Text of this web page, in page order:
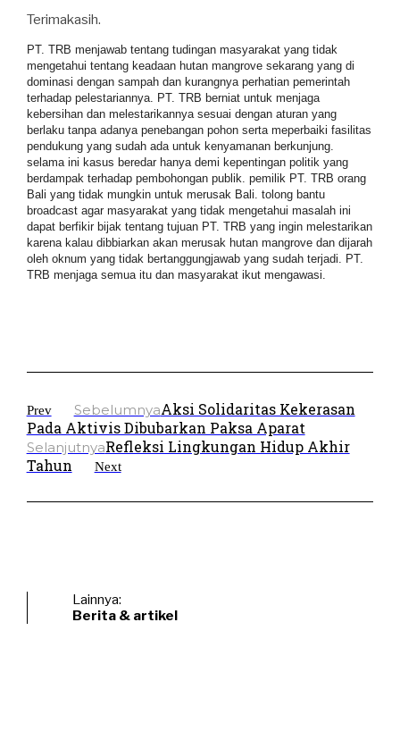
Terimakasih.
PT. TRB menjawab tentang tudingan masyarakat yang tidak
mengetahui tentang keadaan hutan mangrove sekarang yang di
dominasi dengan sampah dan kurangnya perhatian pemerintah
terhadap pelestariannya. PT. TRB berniat untuk menjaga
kebersihan dan melestarikannya sesuai dengan aturan yang
berlaku tanpa adanya penebangan pohon serta meperbaiki fasilitas
pendukung yang sudah ada untuk kenyamanan berkunjung.
selama ini kasus beredar hanya demi kepentingan politik yang
berdampak terhadap pembohongan publik. pemilik PT. TRB orang
Bali yang tidak mungkin untuk merusak Bali. tolong bantu
broadcast agar masyarakat yang tidak mengetahui masalah ini
dapat berfikir bijak tentang tujuan PT. TRB yang ingin melestarikan
karena kalau dibbiarkan akan merusak hutan mangrove dan dijarah
oleh oknum yang tidak bertanggungjawab yang sudah terjadi. PT.
TRB menjaga semua itu dan masyarakat ikut mengawasi.
Prev SebelumnyaAksi Solidaritas Kekerasan
Pada Aktivis Dibubarkan Paksa Aparat
SelanjutnyaRefleksi Lingkungan Hidup Akhir
Tahun
Next
Lainnya:
Berita & artikel